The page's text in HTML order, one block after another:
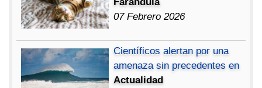
07 Febrero 2026
Científicos alertan por una
amenaza sin precedentes en
Actualidad